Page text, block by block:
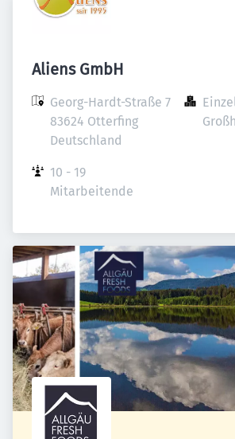
Aliens GmbH
Georg-Hardt-Straße 7
83624 Otterfing
Deutschland
10 - 19
Mitarbeitende